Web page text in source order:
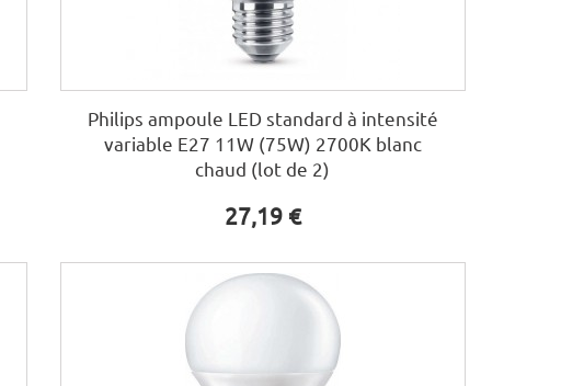
Philips ampoule LED standard à intensité
variable E27 11W (75W) 2700K blanc
chaud (lot de 2)
27,19 €